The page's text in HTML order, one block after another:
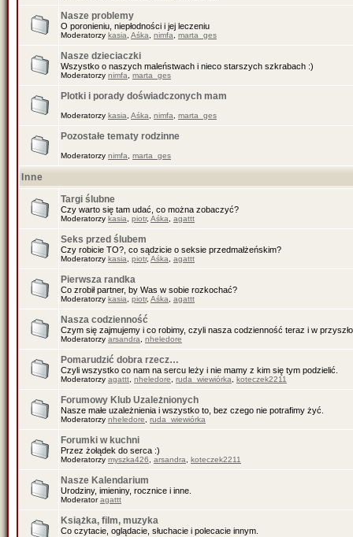
Nasze problemy
O poronieniu, niepłodności i jej leczeniu
Moderatorzy kasia Aśka nimfa marta_ges
Nasze dzieciaczki
Wszystko o naszych maleństwach i nieco starszych szkrabach :)
Moderatorzy nimfa marta_ges
Plotki i porady doświadczonych mam
Moderatorzy kasia Aśka nimfa marta_ges
Pozostałe tematy rodzinne
Moderatorzy nimfa marta_ges
Inne
Targi ślubne
Czy warto się tam udać, co można zobaczyć?
Moderatorzy kasia piotr, Aśka agattt
Seks przed ślubem
Czy robicie TO?, co sądzicie o seksie przedmałżeńskim?
Moderatorzy kasia piotr, Aśka agattt
Pierwsza randka
Co zrobił partner, by Was w sobie rozkochać?
Moderatorzy kasia piotr, Aśka agattt
Nasza codzienność
Czym się zajmujemy i co robimy, czyli nasza codzienność teraz i w
Moderatorzy arsandra nheledore
Pomarudzić dobra rzecz…
Czyli wszystko co nam na sercu leży i nie mamy z kim się tym podzielić.
Moderatorzy agattt nheledore ruda_wiewiórka koteczek2211
Forumowy Klub Uzależnionych
Nasze małe uzależnienia i wszystko to, bez czego nie potrafimy żyć.
Moderatorzy nheledore ruda_wiewiórka
Forumki w kuchni
Przez żołądek do serca :)
Moderatorzy myszka426 arsandra koteczek2211
Nasze Kalendarium
Urodziny, imieniny, rocznice i inne.
Moderatoragattt
Książka, film, muzyka
Co czytacie, oglądacie, słuchacie i polecacie innym.